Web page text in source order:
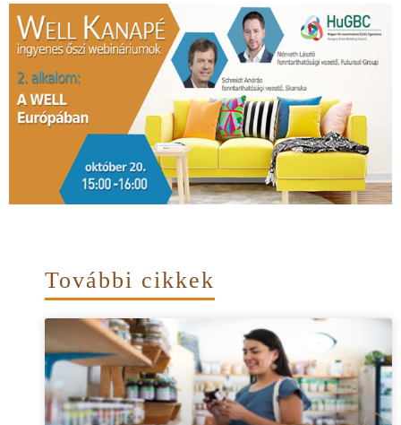
További cikkek